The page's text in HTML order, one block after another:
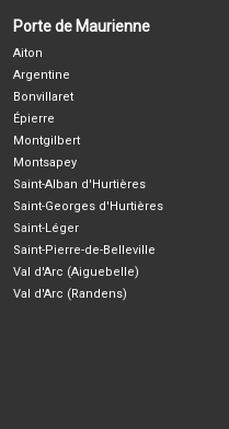
Porte de Maurienne
Aiton
Argentine
Bonvillaret
Épierre
Montgilbert
Montsapey
Saint-Alban d'Hurtières
Saint-Georges d'Hurtières
Saint-Léger
Saint-Pierre-de-Belleville
Val d'Arc (Aiguebelle)
Val d'Arc (Randens)